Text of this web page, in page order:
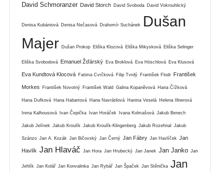
David Schmoranzer David Storch David Svoboda David Vokrouhlický
Denisa Kubániová Denisa Nečasová Drahomír Suchánek
Dušan
Majer Dušan Prokop Eliška Klozová Eliška Mikysková Eliška Selinger
Eliška Svobodová Emanuel Žďárský Eva Broklová Eva Höschlová Eva Klusová
Eva Kundtová Klocová Fatima Cvrčková Filip Tvrdý František Flodr František
Morkes František Novotný František Wald Galina Kopaněvová Hana Čížková
Hana Dufková Hana Habartová Hana Navrátilová Hanina Veselá Helena Illnerová
Irena Kalhousová Ivan Čepička Ivan Horáček Ivana Kolmašová Jakub Benech
Jakub Jelínek Jakub Kroulík Jakub Kroulík-Klingenberg Jakub Rozehnal Jakub
Szánzo Jan A. Kozák Jan Bičovský Jan Černý Jan Fábry Jan Havlíček Jan
Havlík Jan Hlaváč Jan Hora Jan Hrubecký Jan Janek Jan Janko Jan
Jehlík Jan Kolář Jan Konvalinka Jan Rybář Jan Špaček Jan Stěnička Jan